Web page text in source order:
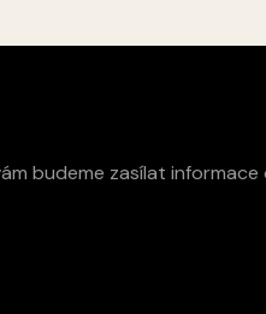
budeme zasílat